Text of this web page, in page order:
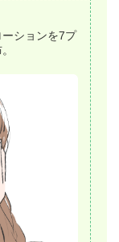
ションを7プ